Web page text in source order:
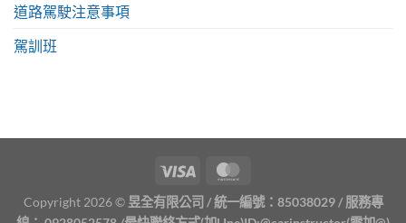
道路駕駛注意事項
駕訓班
Copyright 2026 © 昱全有限公司 / 統一編號：85038029 / 服務專